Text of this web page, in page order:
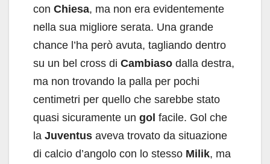
con Chiesa, ma non era evidentemente
nella sua migliore serata. Una grande
chance l’ha però avuta, tagliando dentro
su un bel cross di Cambiaso dalla destra,
ma non trovando la palla per pochi
centimetri per quello che sarebbe stato
quasi sicuramente un gol facile. Gol che
la Juventus aveva trovato da situazione
di calcio d’angolo con lo stesso Milik, ma